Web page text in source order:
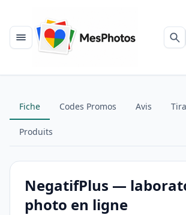
Menu
Fiche Codes Promos Avis
Produits
NegatifPlus —
photo en ligne